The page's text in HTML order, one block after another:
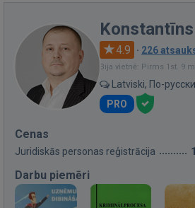
Konstantīns
4.9 · 226
Bija vietnē: Pirms 1st. 9
Latviski, По-
PRO
Cenas
Juridiskās personas reģistrācija
Darbu piemēri